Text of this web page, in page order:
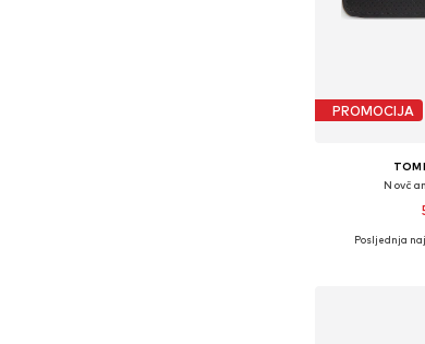
PROMOCIJA
Posljednja